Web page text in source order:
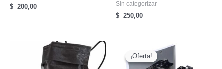
$ 200,00 Sin categorizar
$ 250,00
¡Oferta!
¡Oferta!